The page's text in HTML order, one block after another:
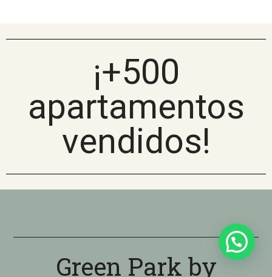
¡+500
apartamentos
vendidos!
Green Park by